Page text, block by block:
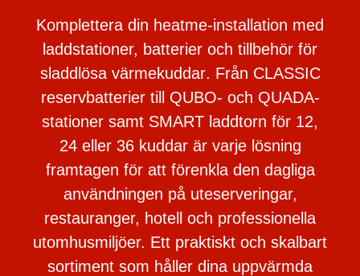
Komplettera din heatme-installation med
laddstationer, batterier och tillbehör för
sladdlösa värmekuddar. Från CLASSIC
reservbatterier till QUBO- och QUADA-
stationer samt SMART laddtorn för 12,
24 eller 36 kuddar är varje lösning
framtagen för att förenkla den dagliga
användningen på uteserveringar,
restauranger, hotell och professionella
utomhusmiljöer. Ett praktiskt och skalbart
sortiment som håller dina uppvärmda